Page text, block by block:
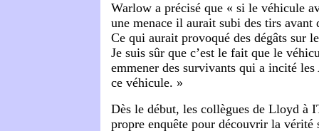
Warlow a précisé que « si le véhicule
une menace il aurait subi des tirs
Ce qui aurait provoqué des dégâts sur
Je suis sûr que c’est le fait que le
emmener des survivants qui a incité
ce véhicule. »
Dès le début, les collègues de Lloyd à
propre enquête pour découvrir la vérité